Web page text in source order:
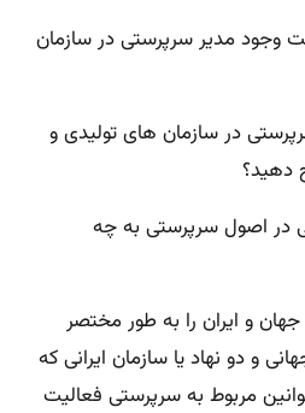
وجود مدیر سرپرستی در سازمان
در سازمان های تولیدی و
دهید؟
اصول سرپرستی به چه
و ایران را به طور مختصر
و دو نهاد یا سازمان ایرانی که
مربوط به سرپرستی فعالیت